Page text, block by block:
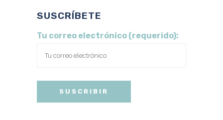
SUSCRÍBETE
Tu correo electrónico (requerido):